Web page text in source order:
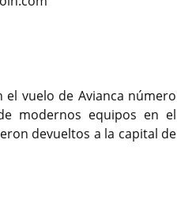
vuelo de Avianca número
modernos equipos en el
devueltos a la capital de